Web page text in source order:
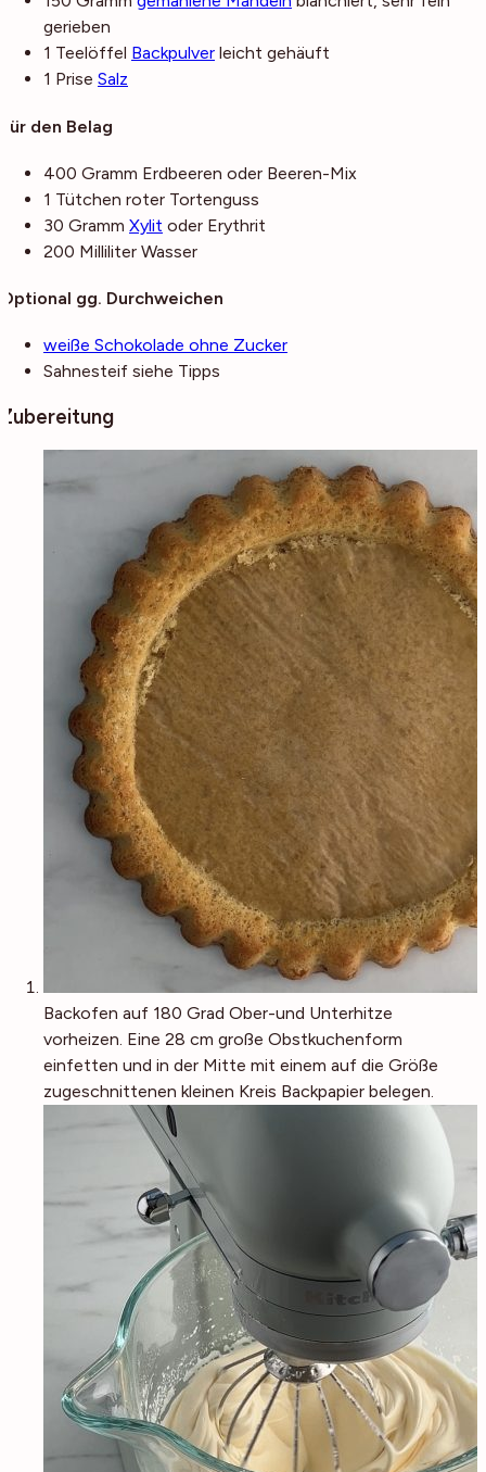
gerieben
1 Teelöffel Backpulver leicht gehäuft
1 Prise Salz
Für den Belag
400 Gramm Erdbeeren oder Beeren-Mix
1 Tütchen roter Tortenguss
30 Gramm Xylit oder Erythrit
200 Milliliter Wasser
Optional gg. Durchweichen
weiße Schokolade ohne Zucker
Sahnesteif siehe Tipps
Zubereitung
Backofen auf 180 Grad Ober-und Unterhitze
vorheizen. Eine 28 cm große Obstkuchenform
einfetten und in der Mitte mit einem auf die Größe
zugeschnittenen kleinen Kreis Backpapier belegen.